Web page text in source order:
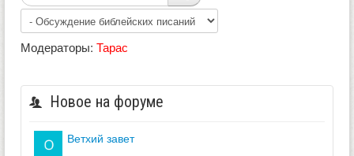
Модераторы: Тарас
Новое на форуме
ветхий завет